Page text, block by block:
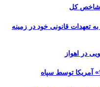
تعهدات قانونی خود در زمینه